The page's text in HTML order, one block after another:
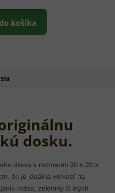
košíka
dosku.
dreva s rozmermi 30 x 20 x
čo je ideálna veľkosť na
mäsa, zeleniny či iných